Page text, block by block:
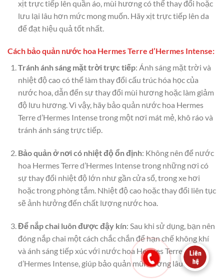
xịt trực tiếp lên quần áo, mùi hương có thể thay đổi hoặc
lưu lại lâu hơn mức mong muốn. Hãy xịt trực tiếp lên da
để đạt hiệu quả tốt nhất.
Cách bảo quản nước hoa Hermes Terre d’Hermes Intense:
Tránh ánh sáng mặt trời trực tiếp: Ánh sáng mặt trời và
nhiệt độ cao có thể làm thay đổi cấu trúc hóa học của
nước hoa, dẫn đến sự thay đổi mùi hương hoặc làm giảm
độ lưu hương. Vì vậy, hãy bảo quản nước hoa Hermes
Terre d’Hermes Intense trong một nơi mát mẻ, khô ráo và
tránh ánh sáng trực tiếp.
Bảo quản ở nơi có nhiệt độ ổn định: Không nên để nước
hoa Hermes Terre d’Hermes Intense trong những nơi có
sự thay đổi nhiệt độ lớn như gần cửa sổ, trong xe hơi
hoặc trong phòng tắm. Nhiệt độ cao hoặc thay đổi liên tục
sẽ ảnh hưởng đến chất lượng nước hoa.
Để nắp chai luôn được đậy kín: Sau khi sử dụng, bạn nên
đóng nắp chai một cách chắc chắn để hạn chế không khí
và ánh sáng tiếp xúc với nước hoa Hermes Terre
d’Hermes Intense, giúp bảo quản mùi hương lâu dài.